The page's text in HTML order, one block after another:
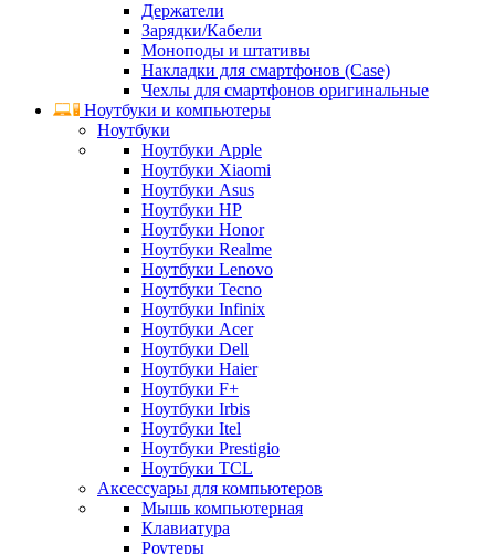
Держатели
Зарядки/Кабели
Моноподы и штативы
Накладки для смартфонов (Case)
Чехлы для смартфонов оригинальные
Ноутбуки и компьютеры
Ноутбуки
Ноутбуки Apple
Ноутбуки Xiaomi
Ноутбуки Asus
Ноутбуки HP
Ноутбуки Honor
Ноутбуки Realme
Ноутбуки Lenovo
Ноутбуки Tecno
Ноутбуки Infinix
Ноутбуки Acer
Ноутбуки Dell
Ноутбуки Haier
Ноутбуки F+
Ноутбуки Irbis
Ноутбуки Itel
Ноутбуки Prestigio
Ноутбуки TCL
Аксессуары для компьютеров
Мышь компьютерная
Клавиатура
Роутеры